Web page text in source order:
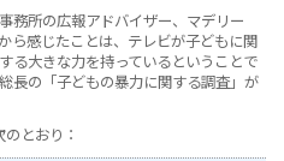
務所の広報アドバイザー、マデリー
ら感じたことは、テレビが子どもに関
る大きな力を持っているということで
長の「子どもの暴力に関する調査」が
とおり：